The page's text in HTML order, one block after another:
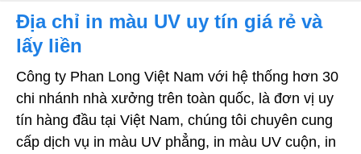
Địa chỉ in màu UV uy tín giá rẻ và
lấy liền
Công ty Phan Long Việt Nam với hệ thống hơn 30
chi nhánh nhà xưởng trên toàn quốc, là đơn vị uy
tín hàng đầu tại Việt Nam, chúng tôi chuyên cung
cấp dịch vụ in màu UV phẳng, in màu UV cuộn, in